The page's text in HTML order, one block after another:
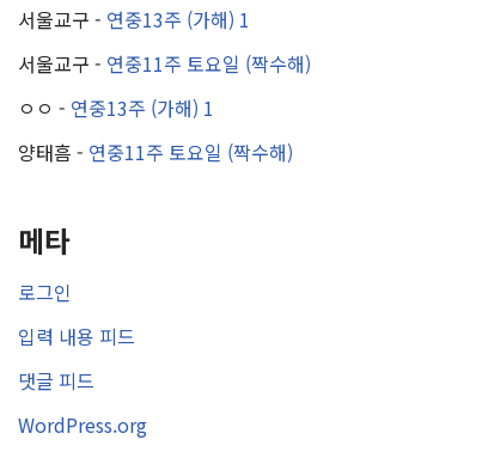
서울교구 - 연중13주 (가해) 1
서울교구 - 연중11주 토요일 (짝수해)
ㅇㅇ - 연중13주 (가해) 1
양태흠 - 연중11주 토요일 (짝수해)
메타
로그인
입력 내용 피드
댓글 피드
WordPress.org